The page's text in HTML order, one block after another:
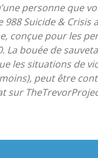
personne que
Suicide & Crisis
conçue pour les
La bouée de
les situations de
peut être
sur